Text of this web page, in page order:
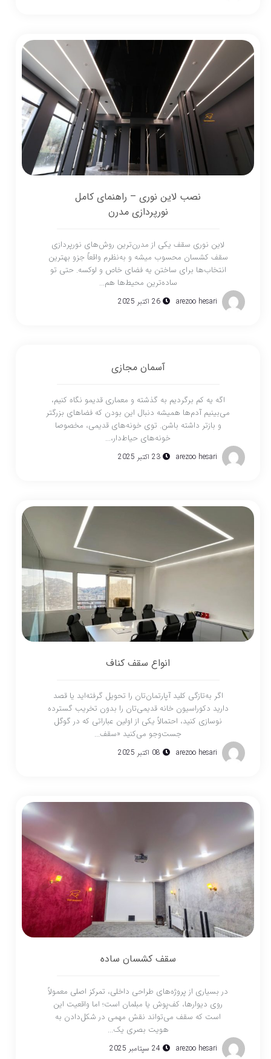
نصب لاین نوری – راهنمای کامل
نورپردازی مدرن
لاین نوری سقف یکی از مدرن‌ترین روش‌های نورپردازی
سقف کشسان محسوب میشه و به‌نظرم واقعاً جزو بهترین
انتخاب‌ها برای ساختن یه فضای خاص و لوکسه. حتی تو
ساده‌ترین محیط‌ها هم...
arezoo hesari 26 اکتبر 2025
آسمان مجازی
اگه یه کم برگردیم به گذشته و معماری قدیمو نگاه کنیم،
می‌بینیم آدم‌ها همیشه دنبال این بودن که فضاهای بزرگتر
و بازتر داشته باشن. توی خونه‌های قدیمی، مخصوصا
خونه‌های حیاط‌دار،...
arezoo hesari 23 اکتبر 2025
انواع سقف کناف
اگر به‌تازگی کلید آپارتمان‌تان را تحویل گرفته‌اید یا قصد
دارید دکوراسیون خانه قدیمی‌تان را بدون تخریب گسترده
نوسازی کنید، احتمالاً یکی از اولین عباراتی که در گوگل
جست‌وجو می‌کنید «سقف...
arezoo hesari 08 اکتبر 2025
سقف کشسان ساده
در بسیاری از پروژه‌های طراحی داخلی، تمرکز اصلی معمولاً
روی دیوارها، کف‌پوش یا مبلمان است؛ اما واقعیت این
است که سقف می‌تواند نقش مهمی در شکل‌دادن به
هویت بصری یک...
arezoo hesari 24 سپتامبر 2025